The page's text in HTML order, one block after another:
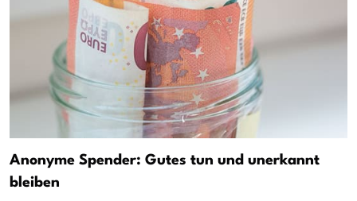
Anonyme Spender: Gutes tun und unerkannt
bleiben